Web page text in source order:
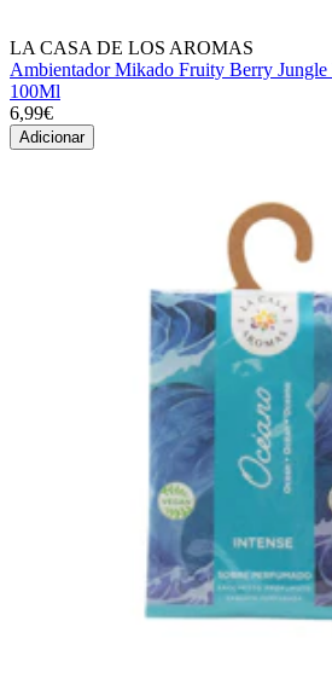
LA CASA DE LOS AROMAS
Ambientador Mikado Fruity Berry Jungle
100Ml
6,99€
Adicionar